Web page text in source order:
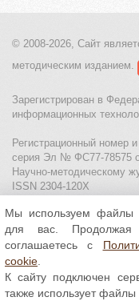
© 2008-2026, Сайт
методическим изданием.
Зарегистрирован в
информационных
Регистрационный номер
серия Эл № ФС77-78575
Научно-методическому
ISSN 2304-120X
МЦИТО|Школьные
Политика
защиты персональных
Все
Commons С указанием
Мы используем файлы
для вас. Продолжая
соглашаетесь с
cookie
К сайту подключен
также использует